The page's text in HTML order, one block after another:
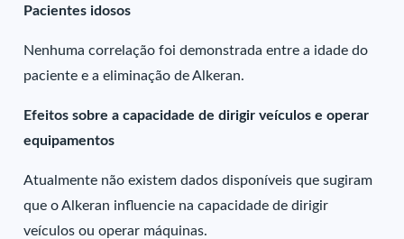
Pacientes idosos
Nenhuma correlação foi demonstrada entre a idade do
paciente e a eliminação de Alkeran.
Efeitos sobre a capacidade de dirigir veículos e operar
equipamentos
Atualmente não existem dados disponíveis que sugiram
que o Alkeran influencie na capacidade de dirigir
veículos ou operar máquinas.